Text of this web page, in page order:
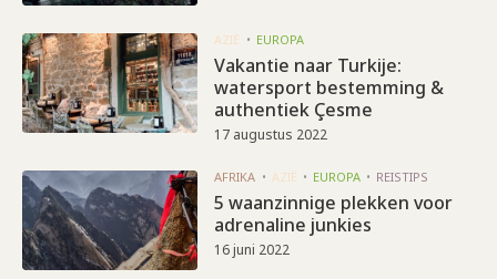
AZIË EUROPA
Vakantie naar Turkije:
watersport bestemming &
authentiek Çesme
17 augustus 2022
AFRIKA AZIË EUROPA REISTIPS
5 waanzinnige plekken voor
adrenaline junkies
16 juni 2022